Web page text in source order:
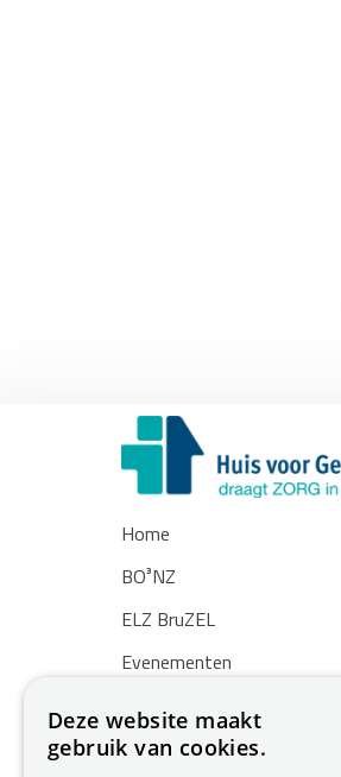
Home
BO³NZ
ELZ BruZEL
Evenementen
Nieuws
Zoekertjes
Deze website maakt
gebruik van cookies.